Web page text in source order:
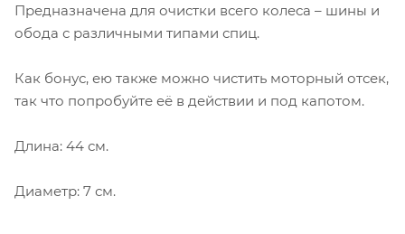
Предназначена для очистки всего колеса – шины и
обода с различными типами спиц.
Как бонус, ею также можно чистить моторный отсек,
так что попробуйте её в действии и под капотом.
Длина: 44 см.
Диаметр: 7 см.